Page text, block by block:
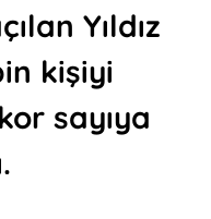
Yıldız
kişiyi
sayıya